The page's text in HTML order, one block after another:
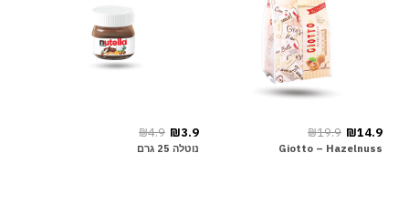
₪14.9
₪19.9
Giotto – Hazelnuss
₪3.9
₪4.9
נוטלה 25 גרם